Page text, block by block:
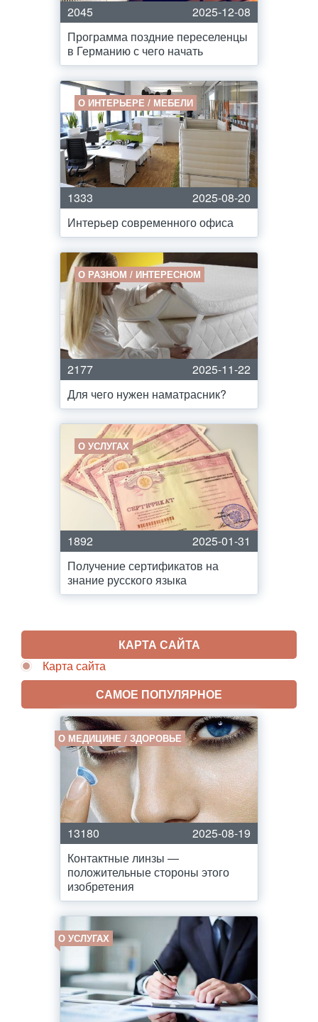
2045
2025-12-08
Программа поздние переселенцы
в Германию с чего начать
О ИНТЕРЬЕРЕ / МЕБЕЛИ
1333
2025-08-20
Интерьер современного офиса
О РАЗНОМ / ИНТЕРЕСНОМ
2177
2025-11-22
Для чего нужен наматрасник?
О УСЛУГАХ
1892
2025-01-31
Получение сертификатов на
знание русского языка
КАРТА САЙТА
Карта сайта
САМОЕ ПОПУЛЯРНОЕ
О МЕДИЦИНЕ / ЗДОРОВЬЕ
13180
2025-08-19
Контактные линзы —
положительные стороны этого
изобретения
О УСЛУГАХ